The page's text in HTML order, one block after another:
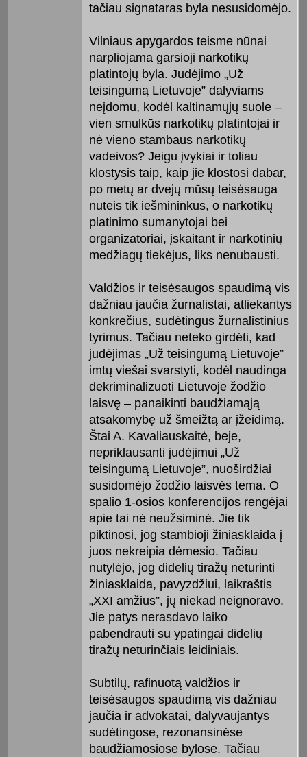
tačiau signataras byla nesusidomėjo.
Vilniaus apygardos teisme nūnai
narpliojama garsioji narkotikų
platintojų byla. Judėjimo „Už
teisingumą Lietuvoje” dalyviams
neįdomu, kodėl kaltinamųjų suole –
vien smulkūs narkotikų platintojai ir
nė vieno stambaus narkotikų
vadeivos? Jeigu įvykiai ir toliau
klostysis taip, kaip jie klostosi dabar,
po metų ar dvejų mūsų teisėsauga
nuteis tik iešmininkus, o narkotikų
platinimo sumanytojai bei
organizatoriai, įskaitant ir narkotinių
medžiagų tiekėjus, liks nenubausti.
Valdžios ir teisėsaugos spaudimą vis
dažniau jaučia žurnalistai, atliekantys
konkrečius, sudėtingus žurnalistinius
tyrimus. Tačiau neteko girdėti, kad
judėjimas „Už teisingumą Lietuvoje”
imtų viešai svarstyti, kodėl naudinga
dekriminalizuoti Lietuvoje žodžio
laisvę – panaikinti baudžiamąją
atsakomybę už šmeižtą ar įžeidimą.
Štai A. Kavaliauskaitė, beje,
nepriklausanti judėjimui „Už
teisingumą Lietuvoje”, nuoširdžiai
susidomėjo žodžio laisvės tema. O
spalio 1-osios konferencijos rengėjai
apie tai nė neužsiminė. Jie tik
piktinosi, jog stambioji žiniasklaida į
juos nekreipia dėmesio. Tačiau
nutylėjo, jog didelių tiražų neturinti
žiniasklaida, pavyzdžiui, laikraštis
„XXI amžius”, jų niekad neignoravo.
Jie patys nerasdavo laiko
pabendrauti su ypatingai didelių
tiražų neturinčiais leidiniais.
Subtilų, rafinuotą valdžios ir
teisėsaugos spaudimą vis dažniau
jaučia ir advokatai, dalyvaujantys
sudėtingose, rezonansinėse
baudžiamosiose bylose. Tačiau